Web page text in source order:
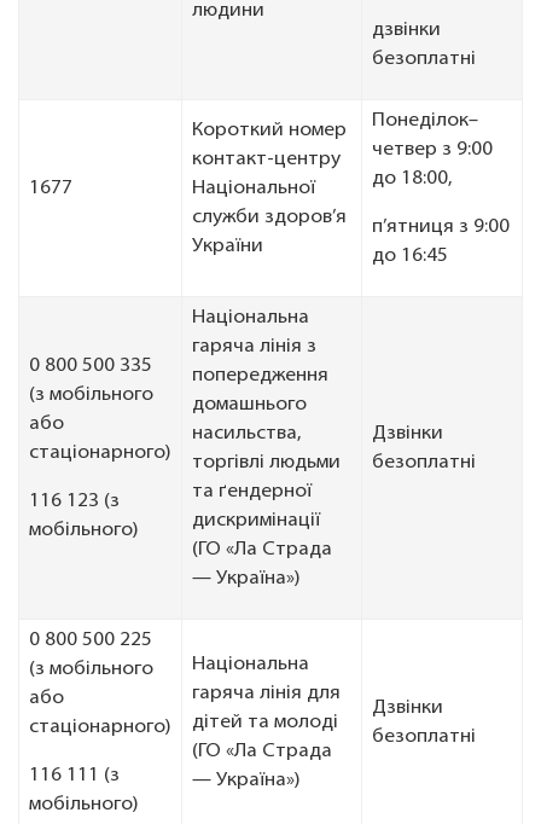
людини
дзвінки
безоплатні
1677
Короткий номер
контакт-центру
Національної
служби здоров’я
України
Понеділок–
четвер з 9:00
до 18:00,
п’ятниця з 9:00
до 16:45
0 800 500 335
(з мобільного
або
стаціонарного)
116 123 (з
мобільного)
Національна
гаряча лінія з
попередження
домашнього
насильства,
торгівлі людьми
та ґендерної
дискримінації
(ГО «Ла Страда
— Україна»)
Дзвінки
безоплатні
0 800 500 225
(з мобільного
або
стаціонарного)
116 111 (з
мобільного)
Національна
гаряча лінія для
дітей та молоді
(ГО «Ла Страда
— Україна»)
Дзвінки
безоплатні